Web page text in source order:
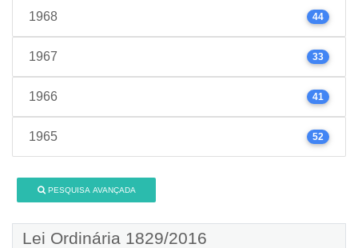
1968 44
1967 33
1966 41
1965 52
PESQUISA AVANÇADA
Lei Ordinária 1829/2016